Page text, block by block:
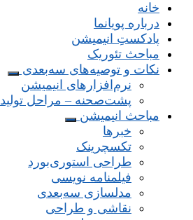
خانه
درباره پویانما
پادکستِ انیمیشن
مباحث تئوریک
نکات و توصیه‌های‌ سه‌بعدی
نرم‌افزارهای انیمیشن
پشت‌صحنه – مراحل تولید
مباحث انیمیشن
خبرها
تکسچرینک
طراحی استوری‌بورد
فیلمنامه نویسی
مدلسازی سه‌بعدی
نقاشی و طراحی